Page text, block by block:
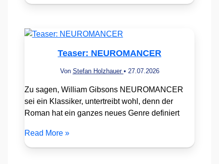
Teaser: NEUROMANCER
Von Stefan Holzhauer • 27.07.2026
Zu sagen, William Gibsons NEUROMANCER
sei ein Klassiker, untertreibt wohl, denn der
Roman hat ein ganzes neues Genre definiert
Read More »